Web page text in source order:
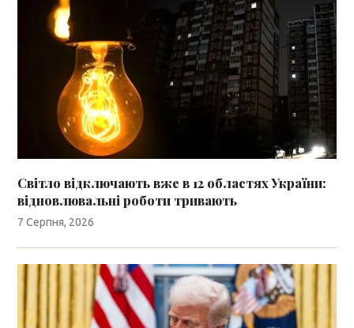
Світло відключають вже в 12 областях України:
відновлювальні роботи тривають
7 Серпня, 2026